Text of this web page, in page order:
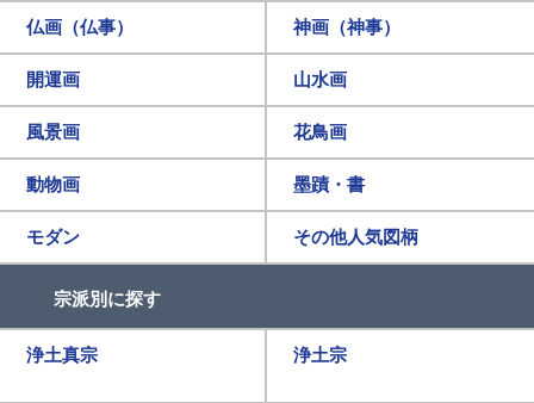
仏画（仏事） 神画（神事）
開運画 山水画
風景画 花鳥画
動物画 墨蹟・書
モダン その他人気図柄
宗派別に探す
浄土真宗 浄土宗